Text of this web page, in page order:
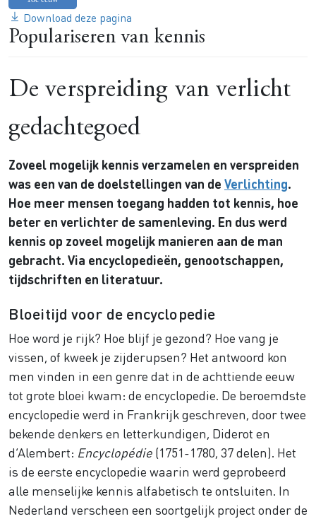
Download deze pagina
Populariseren van kennis
De verspreiding van verlicht
gedachtegoed
Zoveel mogelijk kennis verzamelen en verspreiden
was een van de doelstellingen van de Verlichting.
Hoe meer mensen toegang hadden tot kennis, hoe
beter en verlichter de samenleving. En dus werd
kennis op zoveel mogelijk manieren aan de man
gebracht. Via encyclopedieën, genootschappen,
tijdschriften en literatuur.
Bloeitijd voor de encyclopedie
Hoe word je rijk? Hoe blijf je gezond? Hoe vang je
vissen, of kweek je zijderupsen? Het antwoord kon
men vinden in een genre dat in de achttiende eeuw
tot grote bloei kwam: de encyclopedie. De beroemdste
encyclopedie werd in Frankrijk geschreven, door twee
bekende denkers en letterkundigen, Diderot en
d’Alembert: Encyclopédie (1751-1780, 37 delen). Het
is de eerste encyclopedie waarin werd geprobeerd
alle menselijke kennis alfabetisch te ontsluiten. In
Nederland verscheen een soortgelijk project onder de